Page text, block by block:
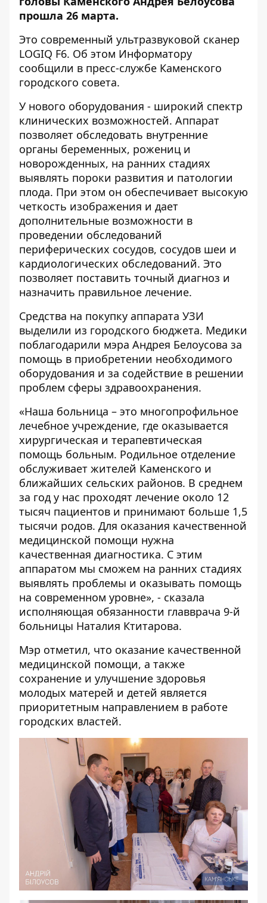
прошла 26 марта.
Это современный ультразвуковой сканер
LOGIQ F6. Об этом Информатору
сообщили в пресс-службе Каменского
городского совета.
У нового оборудования - широкий спектр
клинических возможностей. Аппарат
позволяет обследовать внутренние
органы беременных, рожениц и
новорожденных, на ранних стадиях
выявлять пороки развития и патологии
плода. При этом он обеспечивает высокую
четкость изображения и дает
дополнительные возможности в
проведении обследований
периферических сосудов, сосудов шеи и
кардиологических обследований. Это
позволяет поставить точный диагноз и
назначить правильное лечение.
Средства на покупку аппарата УЗИ
выделили из городского бюджета. Медики
поблагодарили мэра Андрея Белоусова за
помощь в приобретении необходимого
оборудования и за содействие в решении
проблем сферы здравоохранения.
«Наша больница – это многопрофильное
лечебное учреждение, где оказывается
хирургическая и терапевтическая
помощь больным. Родильное отделение
обслуживает жителей Каменского и
ближайших сельских районов. В среднем
за год у нас проходят лечение около 12
тысяч пациентов и принимают больше 1,5
тысячи родов. Для оказания качественной
медицинской помощи нужна
качественная диагностика. С этим
аппаратом мы сможем на ранних стадиях
выявлять проблемы и оказывать помощь
на современном уровне», - сказала
исполняющая обязанности главврача 9-й
больницы Наталия Ктитарова.
Мэр отметил, что оказание качественной
медицинской помощи, а также
сохранение и улучшение здоровья
молодых матерей и детей является
приоритетным направлением в работе
городских властей.